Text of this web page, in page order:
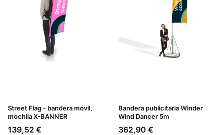
Street Flag - bandera móvil,
mochila X-BANNER
Precio
139,52 €
Bandera publicitaria Winder
Wind Dancer 5m
Precio
362,90 €